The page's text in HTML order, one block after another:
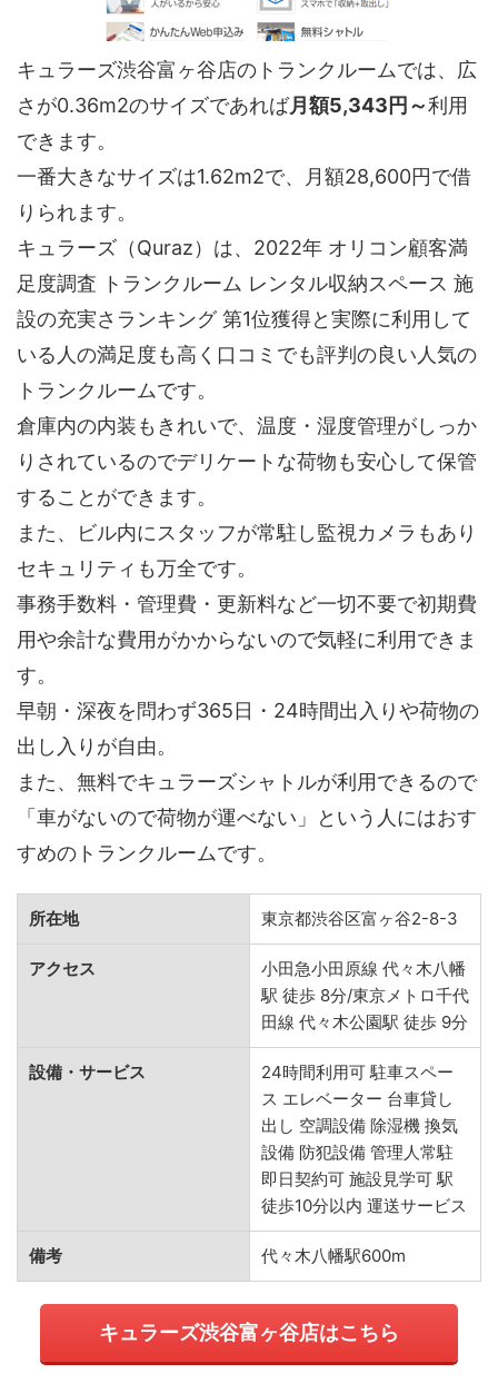
キュラーズ渋谷富ヶ谷店のトランクルームでは、広
さが0.36m2のサイズであれば月額5,343円～利用
できます。
一番大きなサイズは1.62m2で、月額28,600円で借
りられます。
キュラーズ（Quraz）は、2022年 オリコン顧客満
足度調査 トランクルーム レンタル収納スペース 施
設の充実さランキング 第1位獲得と実際に利用して
いる人の満足度も高く口コミでも評判の良い人気の
トランクルームです。
倉庫内の内装もきれいで、温度・湿度管理がしっか
りされているのでデリケートな荷物も安心して保管
することができます。
また、ビル内にスタッフが常駐し監視カメラもあり
セキュリティも万全です。
事務手数料・管理費・更新料など一切不要で初期費
用や余計な費用がかからないので気軽に利用できま
す。
早朝・深夜を問わず365日・24時間出入りや荷物の
出し入りが自由。
また、無料でキュラーズシャトルが利用できるので
「車がないので荷物が運べない」という人にはおす
すめのトランクルームです。
所在地 東京都渋谷区富ヶ谷2-8-3
アクセス
小田急小田原線 代々木八幡
駅 徒歩 8分/東京メトロ千代
田線 代々木公園駅 徒歩 9分
設備・サービス
24時間利用可 駐車スペー
ス エレベーター 台車貸し
出し 空調設備 除湿機 換気
設備 防犯設備 管理人常駐
即日契約可 施設見学可 駅
徒歩10分以内 運送サービス
備考 代々木八幡駅600m
キュラーズ渋谷富ヶ谷店はこちら